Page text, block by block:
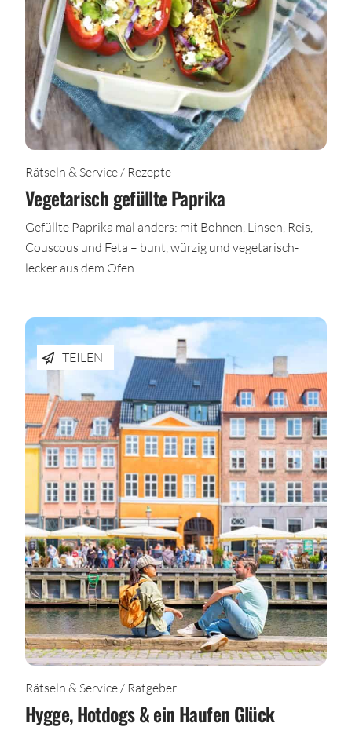
Rätseln & Service / Rezepte
Vegetarisch gefüllte Paprika
Gefüllte Paprika mal anders: mit Bohnen, Linsen, Reis,
Couscous und Feta – bunt, würzig und vegetarisch-
lecker aus dem Ofen.
TEILEN
Rätseln & Service / Ratgeber
Hygge, Hotdogs & ein Haufen Glück